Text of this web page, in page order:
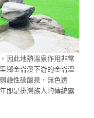
因此地熱溫泉作用非常
鄉金崙溪下游的金崙溫
鹼性碳酸泉，無色透
即是排灣族人的傳統露